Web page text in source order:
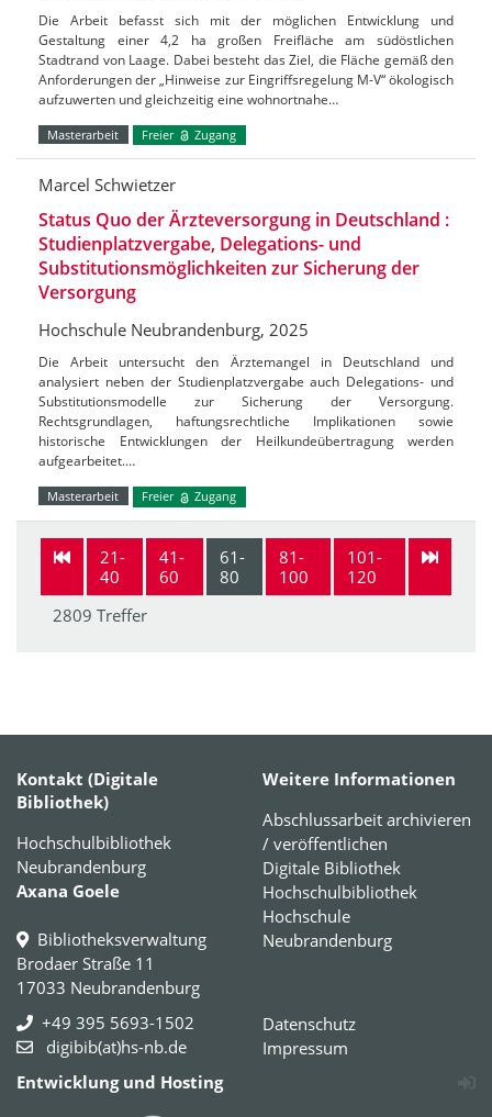
Die Arbeit befasst sich mit der möglichen Entwicklung und
Gestaltung einer 4,2 ha großen Freifläche am südöstlichen
Stadtrand von Laage. Dabei besteht das Ziel, die Fläche gemäß den
Anforderungen der „Hinweise zur Eingriffsregelung M-V“ ökologisch
aufzuwerten und gleichzeitig eine wohnortnahe…
Masterarbeit Freier Zugang
Marcel Schwietzer
Status Quo der Ärzteversorgung in Deutschland :
Studienplatzvergabe, Delegations- und
Substitutionsmöglichkeiten zur Sicherung der
Versorgung
Hochschule Neubrandenburg, 2025
Die Arbeit untersucht den Ärztemangel in Deutschland und
analysiert neben der Studienplatzvergabe auch Delegations- und
Substitutionsmodelle zur Sicherung der Versorgung.
Rechtsgrundlagen, haftungsrechtliche Implikationen sowie
historische Entwicklungen der Heilkundeübertragung werden
aufgearbeitet.…
Masterarbeit Freier Zugang
21-
40
41-
60
61-
80
81-
100
101-
120
2809 Treffer
Kontakt (Digitale
Bibliothek)
Hochschulbibliothek
Neubrandenburg
Axana Goele
Bibliotheksverwaltung
Brodaer Straße 11
17033 Neubrandenburg
+49 395 5693-1502
digibib(at)hs-nb.de
Weitere Informationen
Abschlussarbeit archivieren
/ veröffentlichen
Digitale Bibliothek
Hochschulbibliothek
Hochschule
Neubrandenburg
Datenschutz
Impressum
Entwicklung und Hosting